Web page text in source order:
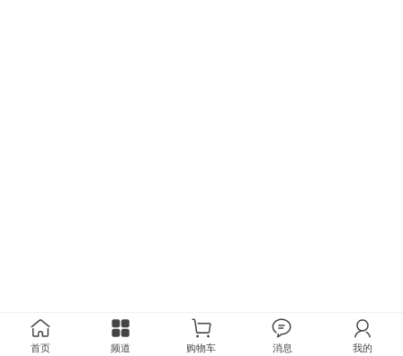
首页 频道 购物车 消息 我的